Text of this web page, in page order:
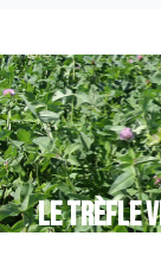
Le trèfle